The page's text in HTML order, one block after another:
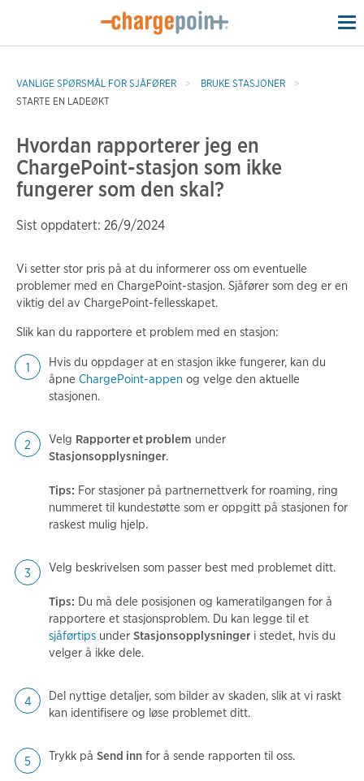
VANLIGE SPØRSMÅL FOR SJÅFØRER
BRUKE STASJONER
STARTE EN LADEØKT
Hvordan rapporterer jeg en
ChargePoint-stasjon som ikke
fungerer som den skal?
Sist oppdatert: 26/9/2024
Vi setter stor pris på at du informerer oss om eventuelle
problemer med en ChargePoint-stasjon. Sjåfører som deg er en
viktig del av ChargePoint-fellesskapet.
Slik kan du rapportere et problem med en stasjon:
Hvis du oppdager at en stasjon ikke fungerer, kan du
åpne ChargePoint-appen og velge den aktuelle
stasjonen.
Velg Rapporter et problem under
Stasjonsopplysninger.
Tips: For stasjoner på partnernettverk for roaming, ring
nummeret til kundestøtte som er oppgitt på stasjonen for
raskest mulig hjelp.
Velg beskrivelsen som passer best med problemet ditt.
Tips: Du må dele posisjonen og kameratilgangen for å
rapportere et stasjonsproblem. Du kan legge til et
sjåførtips under Stasjonsopplysninger i stedet, hvis du
velger å ikke dele.
Del nyttige detaljer, som bilder av skaden, slik at vi raskt
kan identifisere og løse problemet ditt.
Trykk på Send inn for å sende rapporten til oss.